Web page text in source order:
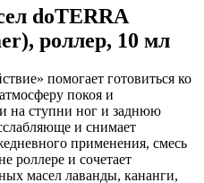
doTERRA
роллер, 10 мл
помогает готовиться ко
покоя и
на ступни ног и заднюю
и снимает
применения, смесь
роллере и сочетает
масел лаванды, кананги,